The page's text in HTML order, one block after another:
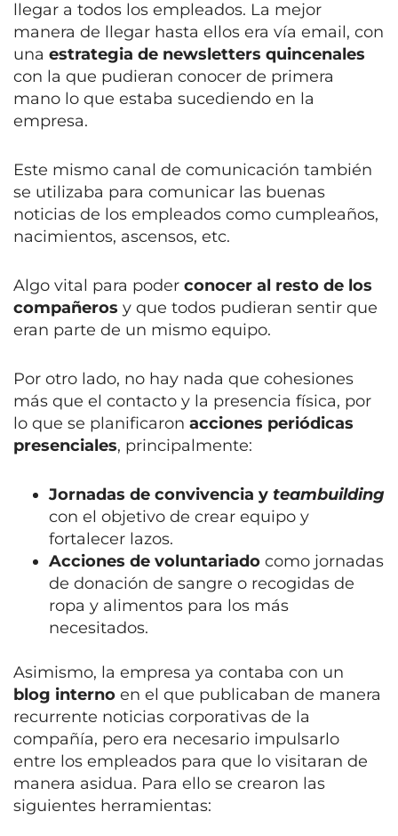
llegar a todos los empleados. La mejor
manera de llegar hasta ellos era vía email, con
una estrategia de newsletters quincenales
con la que pudieran conocer de primera
mano lo que estaba sucediendo en la
empresa.
Este mismo canal de comunicación también
se utilizaba para comunicar las buenas
noticias de los empleados como cumpleaños,
nacimientos, ascensos, etc.
Algo vital para poder conocer al resto de los
compañeros y que todos pudieran sentir que
eran parte de un mismo equipo.
Por otro lado, no hay nada que cohesiones
más que el contacto y la presencia física, por
lo que se planificaron acciones periódicas
presenciales, principalmente:
Jornadas de convivencia y teambuilding
con el objetivo de crear equipo y
fortalecer lazos.
Acciones de voluntariado como jornadas
de donación de sangre o recogidas de
ropa y alimentos para los más
necesitados.
Asimismo, la empresa ya contaba con un
blog interno en el que publicaban de manera
recurrente noticias corporativas de la
compañía, pero era necesario impulsarlo
entre los empleados para que lo visitaran de
manera asidua. Para ello se crearon las
siguientes herramientas: